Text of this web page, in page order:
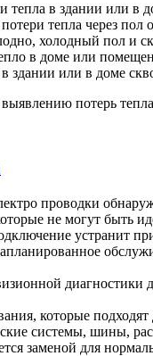
тепла в здании или в
тепла через пол
холодный пол и
в доме или
здании или в доме
потерь
проводки
не могут быть
устранит
диагностики
которые
системы, шины,
заменой для